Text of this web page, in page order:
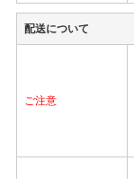
配送について
ご注意